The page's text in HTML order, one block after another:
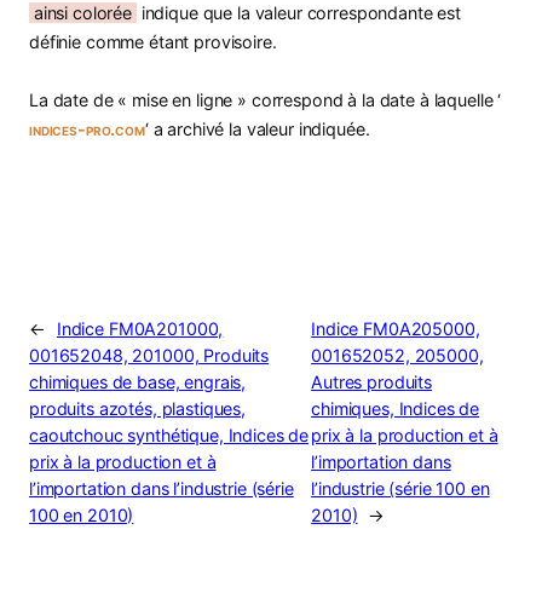
ainsi colorée indique que la valeur correspondante est
définie comme étant provisoire.
La date de « mise en ligne » correspond à la date à laquelle ‘
indices-pro.com‘ a archivé la valeur indiquée.
←
Indice FM0A201000,
001652048, 201000, Produits
chimiques de base, engrais,
produits azotés, plastiques,
caoutchouc synthétique, Indices de
prix à la production et à
l’importation dans l’industrie (série
100 en 2010)
Indice FM0A205000,
001652052, 205000,
Autres produits
chimiques, Indices de
prix à la production et à
l’importation dans
l’industrie (série 100 en
2010) →